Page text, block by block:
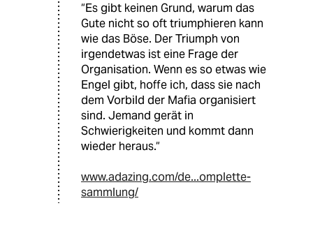
“Es gibt keinen Grund, warum das
Gute nicht so oft triumphieren kann
wie das Böse. Der Triumph von
irgendetwas ist eine Frage der
Organisation. Wenn es so etwas wie
Engel gibt, hoffe ich, dass sie nach
dem Vorbild der Mafia organisiert
sind. Jemand gerät in
Schwierigkeiten und kommt dann
wieder heraus.“
www.adazing.com/de...omplette-
sammlung/